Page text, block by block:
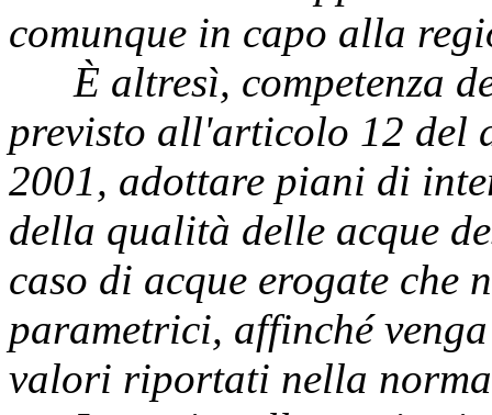
comunque in capo alla
È altresì, competenza
previsto all'articolo 12 del
2001, adottare piani di
della qualità delle acque
caso di acque erogate
parametrici, affinché
valori riportati nella